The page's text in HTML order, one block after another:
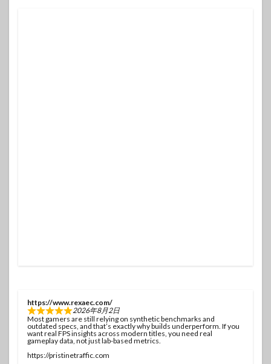
https://www.rexaec.com/
2026年8月2日
Most gamers are still relying on synthetic benchmarks and
outdated specs, and that’s exactly why builds underperform. If you
want real FPS insights across modern titles, you need real
gameplay data, not just lab-based metrics.
https://pristinetraffic.com